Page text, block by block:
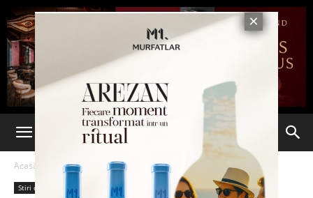
Acasă Stiri din Iasi
Stiri din Iasi Ultima oră